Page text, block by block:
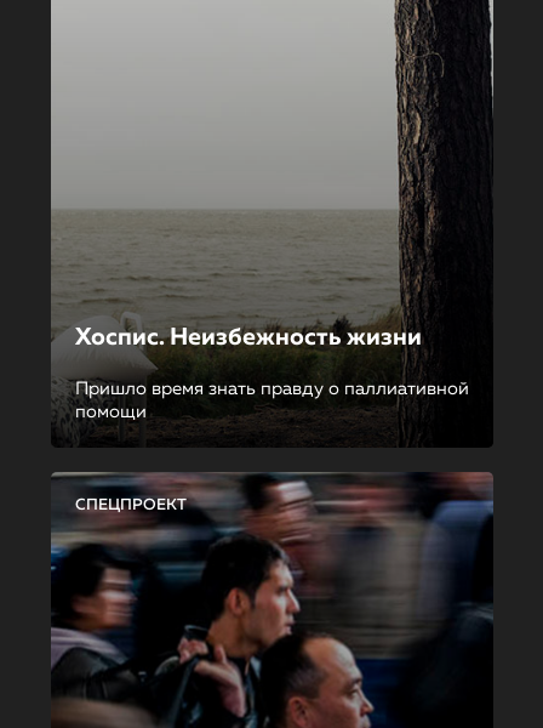
Хоспис. Неизбежность жизни
Пришло время знать правду о паллиативной
помощи
СПЕЦПРОЕКТ